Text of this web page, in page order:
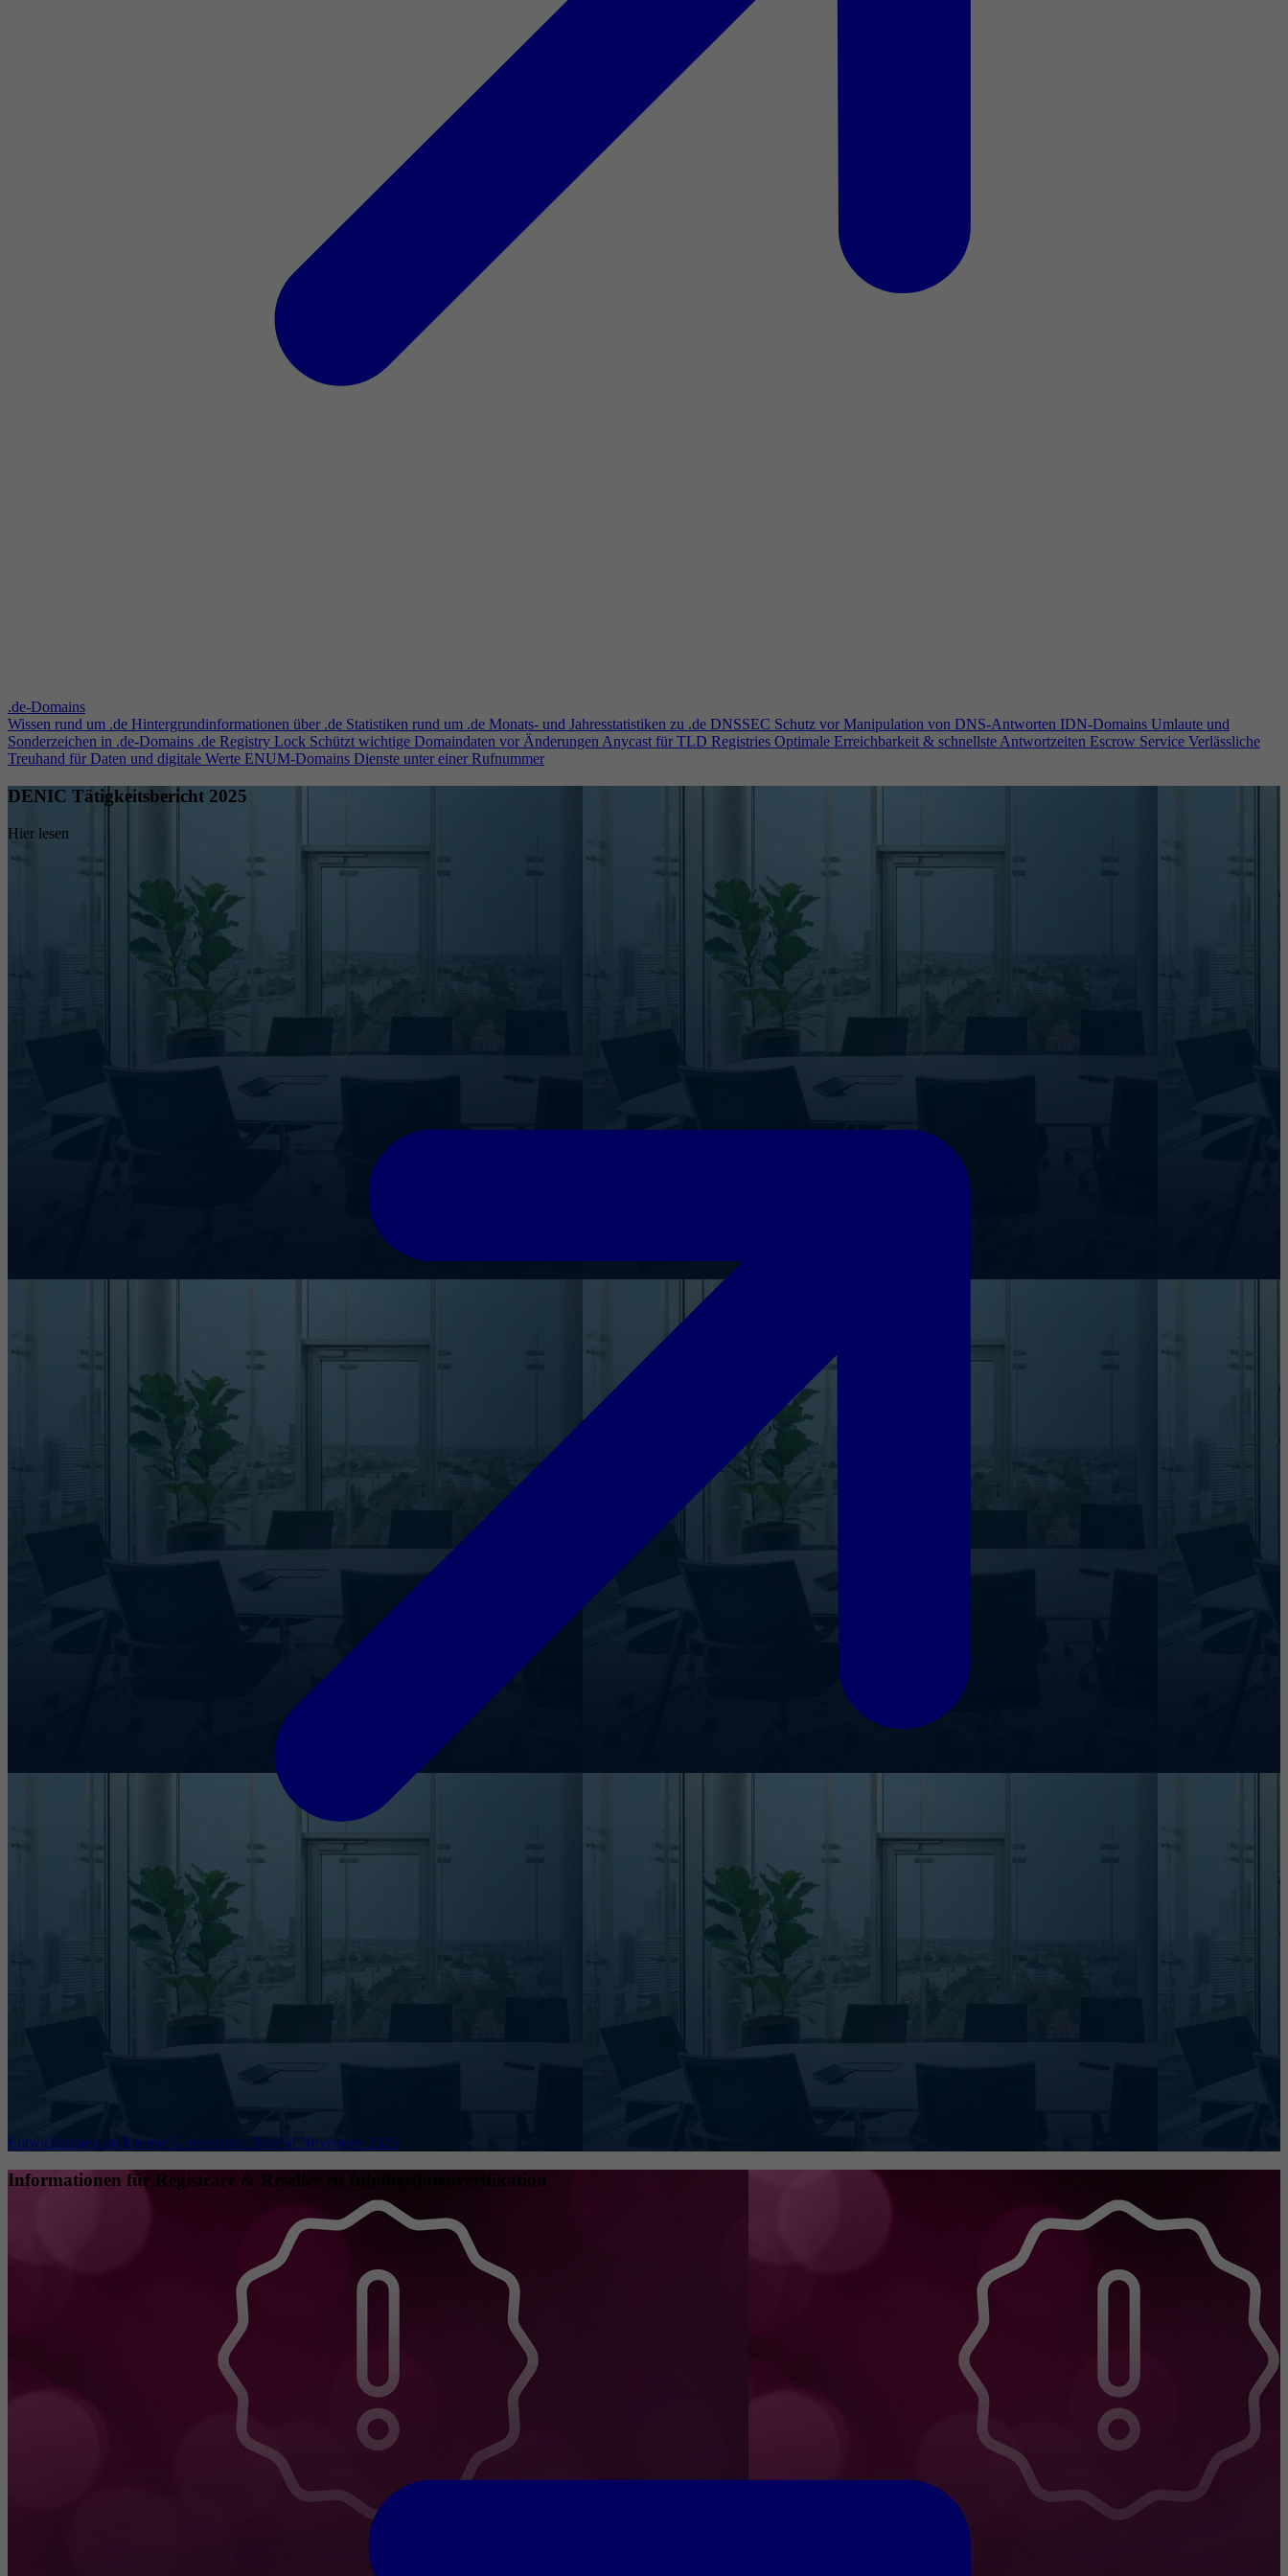
.de-Domains
Wissen rund um .de Hintergrundinformationen über .de Statistiken rund um .de Monats- und Jahresstatistiken zu .de DNSSEC Schutz vor Manipulation von DNS-Antworten IDN-Domains Umlaute und
Sonderzeichen in .de-Domains .de Registry Lock Schützt wichtige Domaindaten vor ÄnderungenAnycast für TLD Registries Optimale Erreichbarkeit & schnellste Antwortzeiten Escrow Service Verlässliche
Treuhand für Daten und digitale Werte ENUM-Domains Dienste unter einer Rufnummer
DENIC Tätigkeitsbericht 2025
Hier lesen
Entwicklungen im Internet Governance Umfeld November 2025
Informationen für Registrare & Reseller zu Inhaberdatenverifikation